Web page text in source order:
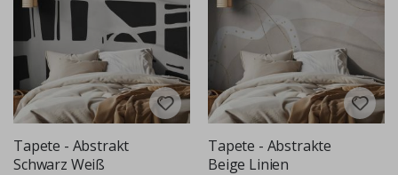
Tapete - Abstrakt
Schwarz Weiß
Tapete - Abstrakte
Beige Linien